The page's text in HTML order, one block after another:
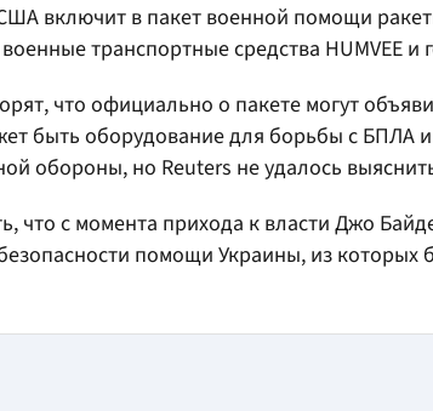
включит в пакет военной помощи
транспортные средства HUMVEE и
что официально о пакете могут
быть оборудование для борьбы с БПЛА
обороны, но Reuters не удалось
что с момента прихода к власти Джо
помощи Украины, из которых